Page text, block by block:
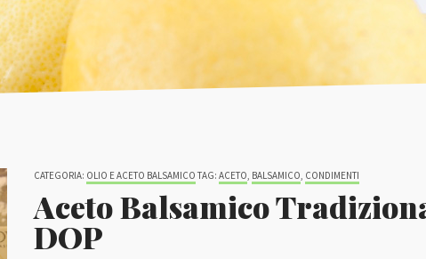
CATEGORIA: OLIO E ACETO BALSAMICO TAG: ACETO, BALSAMICO, CONDIMENTI
Aceto Balsamico
DOP